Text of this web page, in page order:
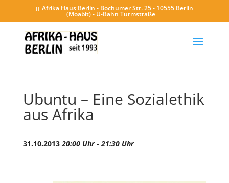
Afrika Haus Berlin - Bochumer Str. 25 - 10555 Berlin
(Moabit) - U-Bahn Turmstraße
Ubuntu – Eine Sozialethik
aus Afrika
31.10.201320:00 Uhr - 21:30 Uhr